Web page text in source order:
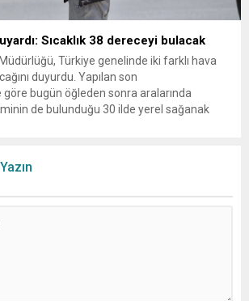
Sıcaklık 38 dereceyi bulacak
Türkiye genelinde iki farklı hava
duyurdu. Yapılan son
bugün öğleden sonra aralarında
de bulunduğu 30 ilde yerel sağanak
değerlerine ulaşacak. Ayrıca...